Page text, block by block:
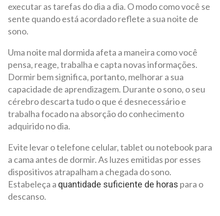
executar as tarefas do dia a dia. O modo como você se
sente quando está acordado reflete a sua noite de
sono.
Uma noite mal dormida afeta a maneira como você
pensa, reage, trabalha e capta novas informações.
Dormir bem significa, portanto, melhorar a sua
capacidade de aprendizagem. Durante o sono, o seu
cérebro descarta tudo o que é desnecessário e
trabalha focado na absorção do conhecimento
adquirido no dia.
Evite levar o telefone celular, tablet ou notebook para
a cama antes de dormir. As luzes emitidas por esses
dispositivos atrapalham a chegada do sono.
Estabeleça a quantidade suficiente de horas para o
descanso.